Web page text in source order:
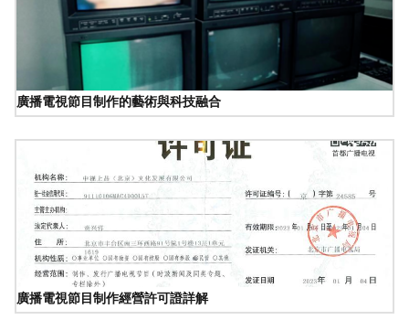
廣播電視節目制作的藝術與科技融合
廣播電視節目制作經營許可證詳解